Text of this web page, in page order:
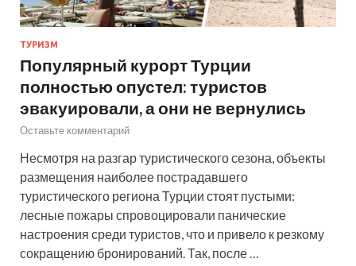
ТУРИЗМ
Популярный курорт Турции
полностью опустел: туристов
эвакуировали, а они не вернулись
Оставьте комментарий
Несмотря на разгар туристического сезона, объекты
размещения наиболее пострадавшего
туристического региона Турции стоят пустыми:
лесные пожары спровоцировали панические
настроения среди туристов, что и привело к резкому
сокращению бронирований. Так, после …